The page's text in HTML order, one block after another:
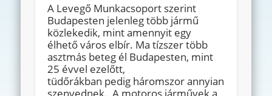
A Levegő Munkacsoport szerint
Budapesten jelenleg több jármű
közlekedik, mint amennyit egy
élhető város elbír. Ma tízszer több
asztmás beteg él Budapesten, mint
25 évvel ezelőtt,
tüdőrákban pedig háromszor annyian
szenvednek. A motoros járművek a